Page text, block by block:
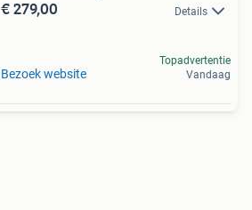
€ 279,00 Details
Bezoek website
Topadvertentie
Vandaag